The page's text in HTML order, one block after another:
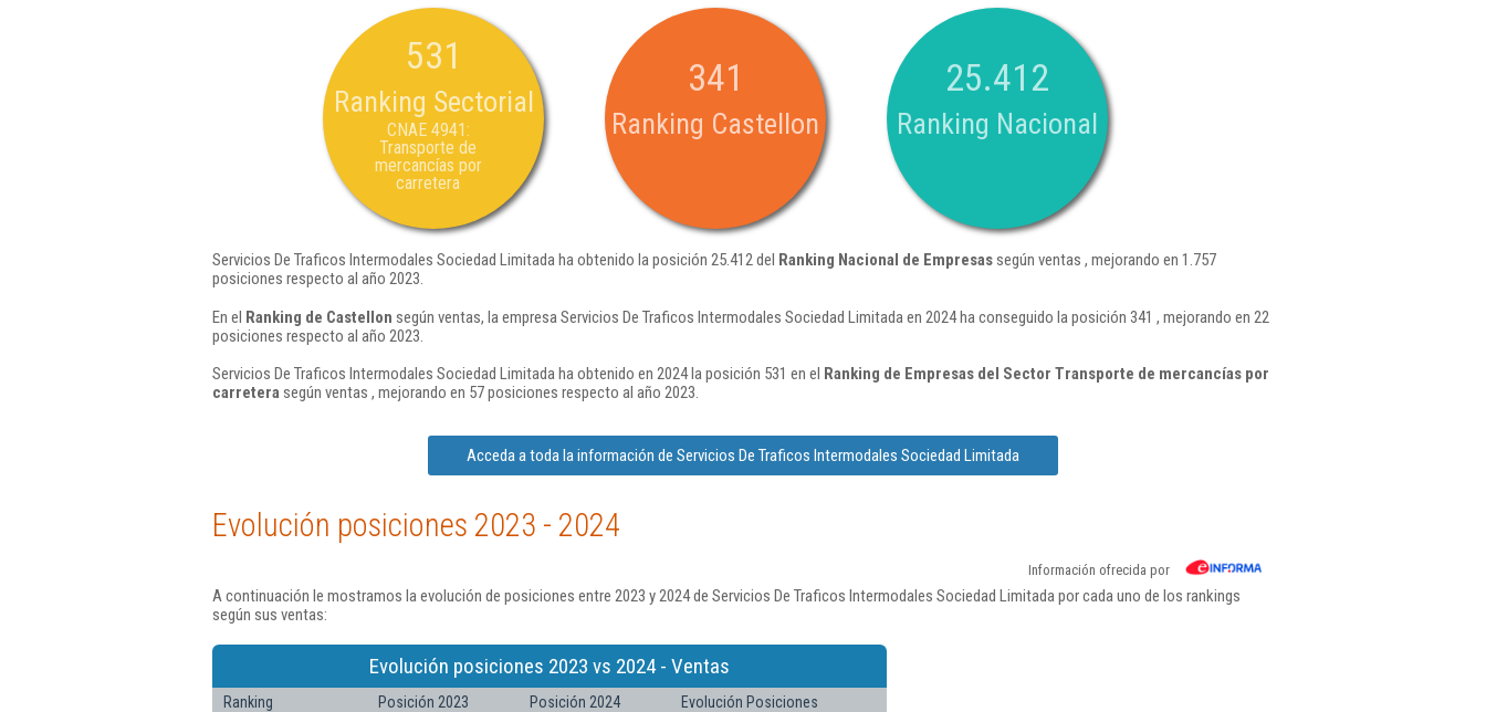
531
Ranking Sectorial
CNAE 4941:
Transporte de
mercancías por
carretera
341
Ranking Castellon
25.412
Ranking Nacional
Servicios De Traficos Intermodales Sociedad Limitada ha obtenido la posición 25.412 del Ranking Nacional de Empresassegún ventas , mejorando en 1.757
posiciones respecto al año 2023.
En el Ranking de Castellon según ventas, la empresa Servicios De Traficos Intermodales Sociedad Limitada en 2024 ha conseguido la posición 341 , mejorando en 22
posiciones respecto al año 2023.
Servicios De Traficos Intermodales Sociedad Limitada ha obtenido en 2024 la posición 531 en el Ranking de Empresas del Sector Transporte de mercancías por
carreterasegún ventas , mejorando en 57 posiciones respecto al año 2023.
Acceda a toda la información de Servicios De Traficos Intermodales Sociedad Limitada
Evolución posiciones 2023 - 2024
Información ofrecida por
A continuación le mostramos la evolución de posiciones entre 2023 y 2024 de Servicios De Traficos Intermodales Sociedad Limitada por cada uno de los rankings
según sus ventas:
Evolución posiciones 2023 vs 2024 - Ventas
Ranking Posición 2023 Posición 2024
Evolución Posiciones